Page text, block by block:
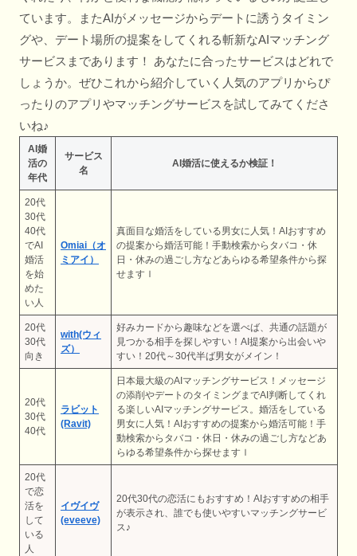
ています。またAIがメッセージからデートに誘うタイミン
グや、デート場所の提案をしてくれる斬新なAIマッチング
サービスまであります！ あなたに合ったサービスはどれで
しょうか。ぜひこれから紹介していく人気のアプリからぴ
ったりのアプリやマッチングサービスを試してみてくださ
いね♪
AI婚
活の
年代
サービス
名
AI婚活に使えるか検証！
20代
30代
40代
でAI
婚活
を始
めた
い人
Omiai（オ
ミアイ）
真面目な婚活をしている男女に人気！AIおすすめ
の提案から婚活可能！手動検索からタバコ・休
日・休みの過ごし方などあらゆる希望条件から探
せますｌ
20代
30代
向き
with(ウィ
ズ）
好みカードから趣味などを選べば、共通の話題が
見つかる相手を探しやすい！AI提案から出会いや
すい！20代～30代半ば男女がメイン！
20代
30代
40代
ラビット
(Ravit)
日本最大級のAIマッチングサービス！メッセージ
の添削やデートのタイミングまでAI判断してくれ
る楽しいAIマッチングサービス。婚活をしている
男女に人気！AIおすすめの提案から婚活可能！手
動検索からタバコ・休日・休みの過ごし方などあ
らゆる希望条件から探せますｌ
20代
で恋
活を
して
いる
人
イヴイヴ
(eveeve)
20代30代の恋活にもおすすめ！AIおすすめの相手
が表示され、誰でも使いやすいマッチングサービ
ス♪